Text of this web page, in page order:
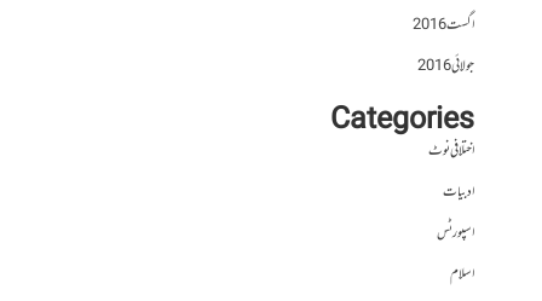
اگست 2016
جولائی 2016
Categories
اختلافی نوٹ
ادبیات
اسپورٹس
اسلام